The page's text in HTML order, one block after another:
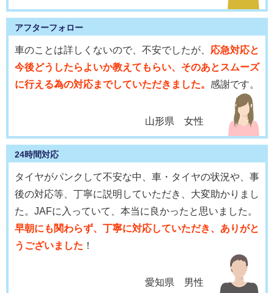
アフターフォロー
車のことは詳しくないので、不安でしたが、 応急対応と
今後どうしたらよいか教えてもらい、そのあとスムーズ
に行える為の対応までしていただきました。 感謝です。
山形県 女性
24時間対応
タイヤがパンクして不安な中、車・タイヤの状況や、事
後の対応等、丁寧に説明していただき、大変助かりまし
た。JAFに入っていて、本当に良かったと思いました。
早朝にも関わらず、丁寧に対応していただき、ありがと
うございました ！
愛知県 男性